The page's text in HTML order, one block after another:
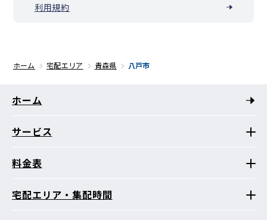
利用規約
ホーム 宅配エリア 青森県 八戸市
ホーム
サービス
料金表
宅配エリア・集配時間